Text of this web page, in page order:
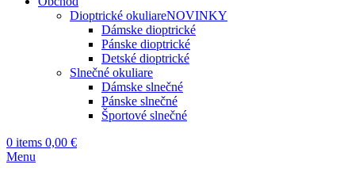
Dioptrické okuliareNOVINKY
Dámske dioptrické
Pánske dioptrické
Detské dioptrické
Slnečné okuliare
Dámske slnečné
Pánske slnečné
Športové slnečné
0 items 0,00 €
Menu